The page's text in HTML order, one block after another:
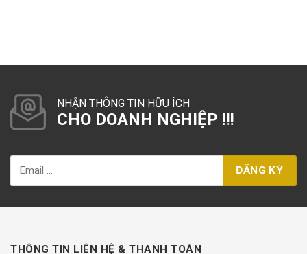
NHẬN THÔNG TIN HỮU ÍCH
CHO DOANH NGHIỆP !!!
THÔNG TIN LIÊN HỆ & THANH TOÁN